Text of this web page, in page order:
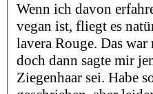
Wenn ich davon
vegan ist, fliegt es
lavera Rouge. Das
doch dann sagte mir
Ziegenhaar sei. Habe